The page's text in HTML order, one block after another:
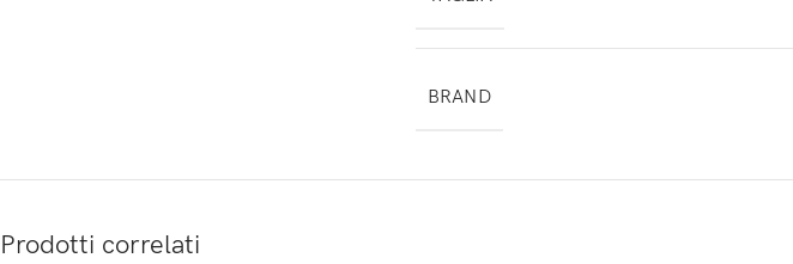
BRAND
Prodotti correlati